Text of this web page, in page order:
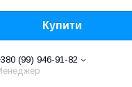
Купити
(99) 946-91-82